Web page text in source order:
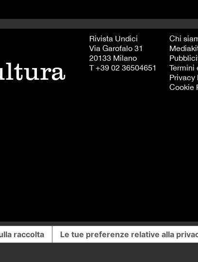
Rivista Undici
Via Garofalo 31
20133 Milano
T +39 02 36504651
Chi
Termini
Privacy
Cookie
raccolta Le tue preferenze relative alla